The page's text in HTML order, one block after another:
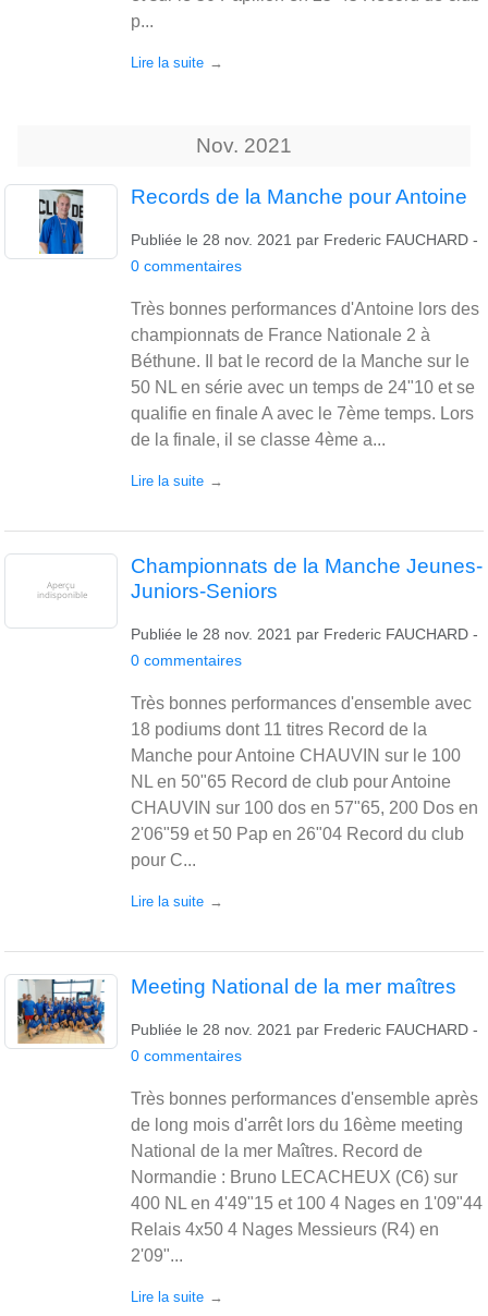
p...
Lire la suite
Nov. 2021
Records de la Manche pour Antoine
Publiée le 28 nov. 2021 par Frederic FAUCHARD -
0 commentaires
Très bonnes performances d'Antoine lors des
championnats de France Nationale 2 à
Béthune. Il bat le record de la Manche sur le
50 NL en série avec un temps de 24"10 et se
qualifie en finale A avec le 7ème temps. Lors
de la finale, il se classe 4ème a...
Lire la suite
Championnats de la Manche Jeunes-
Juniors-Seniors
Publiée le 28 nov. 2021 par Frederic FAUCHARD -
0 commentaires
Très bonnes performances d'ensemble avec
18 podiums dont 11 titres Record de la
Manche pour Antoine CHAUVIN sur le 100
NL en 50"65 Record de club pour Antoine
CHAUVIN sur 100 dos en 57"65, 200 Dos en
2'06"59 et 50 Pap en 26"04 Record du club
pour C...
Lire la suite
Meeting National de la mer maîtres
Publiée le 28 nov. 2021 par Frederic FAUCHARD -
0 commentaires
Très bonnes performances d'ensemble après
de long mois d'arrêt lors du 16ème meeting
National de la mer Maîtres. Record de
Normandie : Bruno LECACHEUX (C6) sur
400 NL en 4'49"15 et 100 4 Nages en 1'09"44
Relais 4x50 4 Nages Messieurs (R4) en
2'09"...
Lire la suite